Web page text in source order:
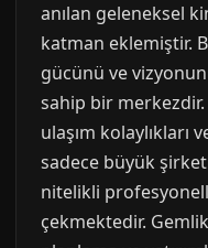
anılan geleneksel
katman eklemiştir.
gücünü ve
sahip bir
ulaşım kolaylıkları
sadece büyük
nitelikli
çekmektedir.